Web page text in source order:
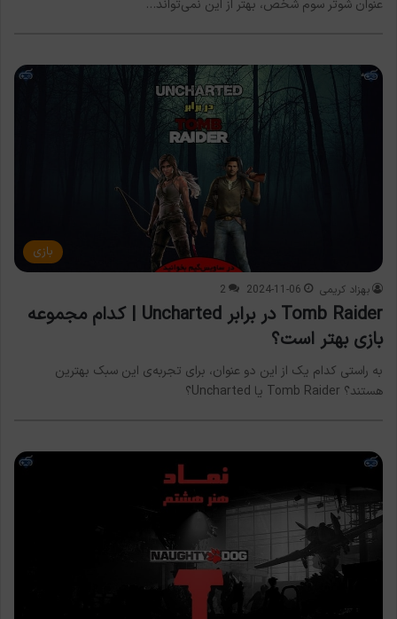
عنوان شوتر سوم شخص، بهتر از این نمی‌تواند…
بازی
بهزاد کریمی 2024-11-06
2
Tomb Raider در برابر Uncharted | کدام مجموعه
بازی بهتر است؟
به راستی کدام یک از این دو عنوان، برای تجربه‌ی این سبک بهترین
هستند؟ Tomb Raider یا Uncharted؟